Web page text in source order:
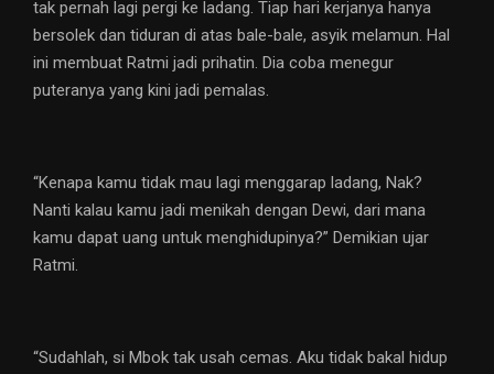
tak pernah lagi pergi ke ladang. Tiap hari kerjanya hanya
bersolek dan tiduran di atas bale-bale, asyik melamun. Hal
ini membuat Ratmi jadi prihatin. Dia coba menegur
puteranya yang kini jadi pemalas.
“Kenapa kamu tidak mau lagi menggarap ladang, Nak?
Nanti kalau kamu jadi menikah dengan Dewi, dari mana
kamu dapat uang untuk menghidupinya?” Demikian ujar
Ratmi.
“Sudahlah, si Mbok tak usah cemas. Aku tidak bakal hidup